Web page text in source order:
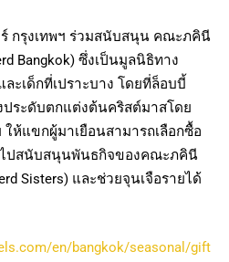
กรุงเทพฯ ร่วมสนับสนุน คณะภคินี
Bangkok) ซึ่งเป็นมูลนิธิทาง
ะเด็กที่เปราะบาง โดยที่ล็อบบี้
ระดับตกแต่งต้นคริสต์มาสโดย
ห้แขกผู้มาเยือนสามารถเลือกซื้อ
ไปสนับสนุนพันธกิจของคณะภคินี
Sisters) และช่วยจุนเจือรายได้
en/bangkok/seasonal/gift